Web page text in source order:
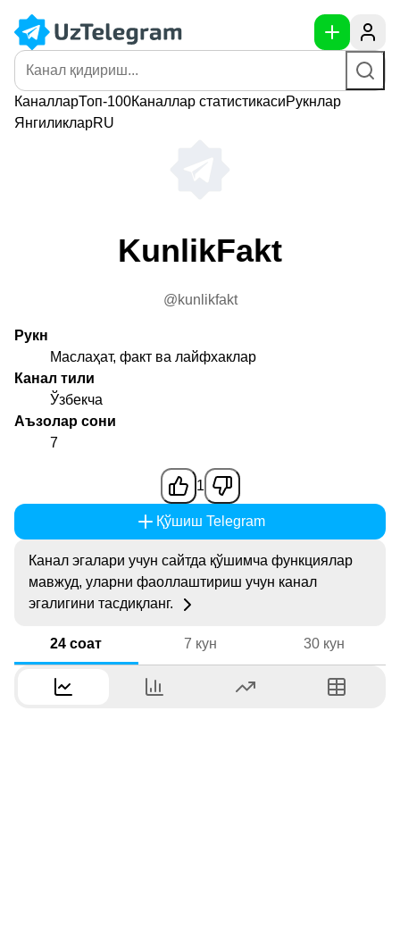
КаналларТоп-100Каналлар статистикасиРукнлар
ЯнгиликларRU
KunlikFakt
@kunlikfakt
Рукн
Маслаҳат, факт ва лайфхаклар
Канал тили
Ўзбекча
Аъзолар сони
7
1
Қўшиш Telegram
Канал эгалари учун сайтда қўшимча функциялар
мавжуд, уларни фаоллаштириш учун канал
эгалигини тасдиқланг.
24 соат 7 кун 30 кун